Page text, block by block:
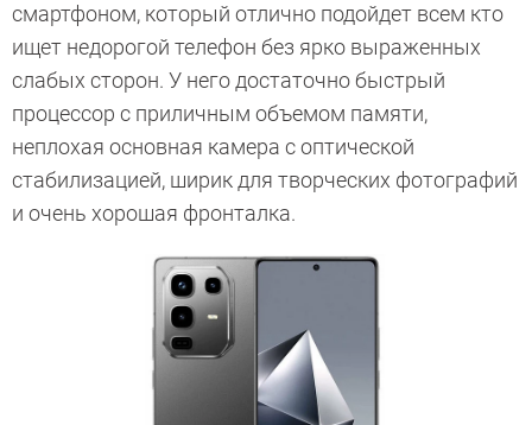
смартфоном, который отлично подойдет всем кто
ищет недорогой телефон без ярко выраженных
слабых сторон. У него достаточно быстрый
процессор с приличным объемом памяти,
неплохая основная камера с оптической
стабилизацией, ширик для творческих фотографий
и очень хорошая фронталка.